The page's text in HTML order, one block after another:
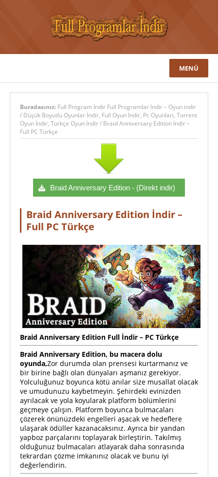
MENÜ
Buradasınız: Full Program İndir Full Programlar İndir – Oyun indir
/ Düşük Boyutlu Oyunlar İndir, Full Oyun İndir, Pc Oyunları, Torrent
Oyun İndir, Türkçe Oyun İndir/ Braid Anniversary Edition İndir –
Full PC Türkçe
Braid Anniversary Edition - (Direkt indir)
Braid Anniversary Edition İndir –
Full PC Türkçe
Braid Anniversary Edition Full İndir – PC Türkçe
Braid Anniversary Edition, bu macera dolu
oyunda,Zor durumda olan prensesi kurtarmanız ve
bir birine bağlı olan dünyaları aşmanız gerekiyor.
Yolculuğunuz boyunca kötü anılar size musallat olacak
ve umudunuzu kaybetmeyin. Şehirdeki evinizden
ayrılacak ve yola koyularak platform bölümlerini
geçmeye çalışın. Platform boyunca bulmacaları
çözerek önünüzdeki engelleri aşacak ve hedeflere
ulaşarak ödüller kazanacaksınız. Ayrıca bir yandan
yapboz parçalarını toplayarak birleştirin. Takılmış
olduğunuz bulmacaları atlayarak daha sonrasında
tekrardan çözme imkanınız olacak ve bunu iyi
değerlendirin.